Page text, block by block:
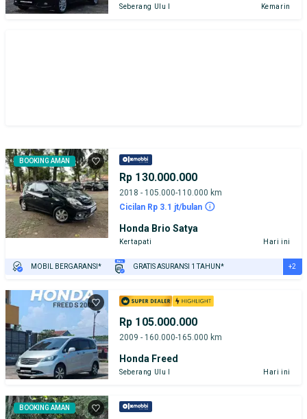
Seberang Ulu I Kemarin
BOOKING AMAN
Rp 130.000.000
2018 - 105.000-110.000 km
Cicilan Rp 3.1 jt/bulan
Honda Brio Satya
Kertapati Hari ini
MOBIL BERGARANSI* GRATIS ASURANSI 1 TAHUN* +2
Rp 105.000.000
2009 - 160.000-165.000 km
Honda Freed
Seberang Ulu I Hari ini
BOOKING AMAN